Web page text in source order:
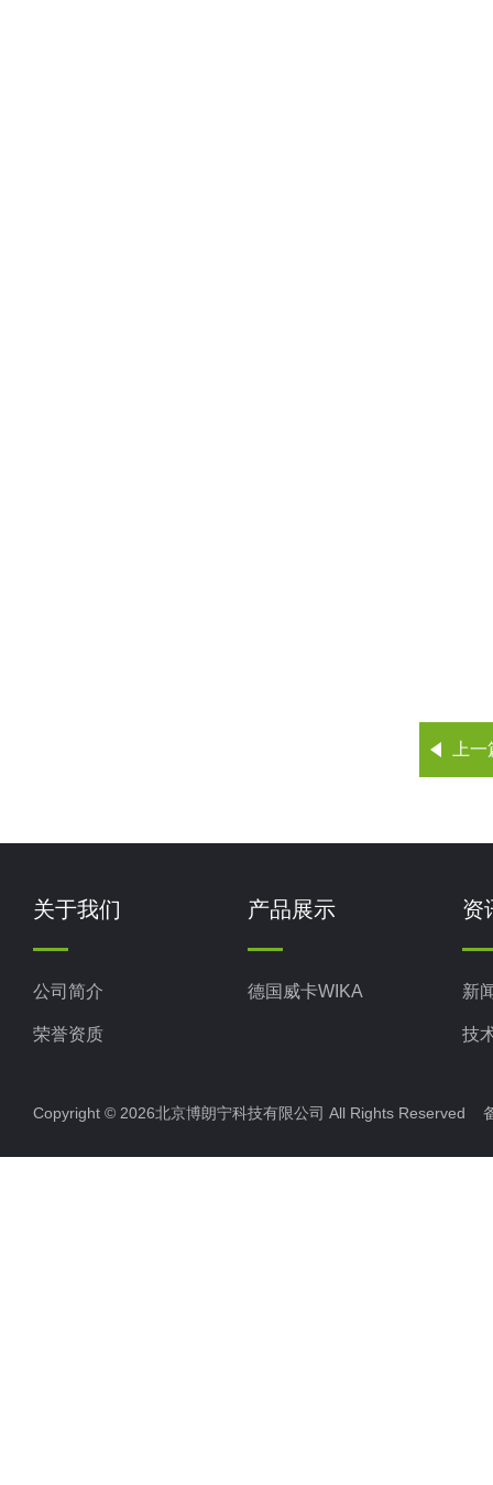
上
关于我们
公司简介
荣誉资质
产品展示
德国威卡WIKA
资
新
技
Copyright © 2026北京博朗宁科技有限公司 All Rights Reserved